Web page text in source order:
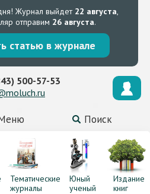
Журнал выйдет 22 августа,
отправим 26 августа.
статью в журнале
Поиск
500-57-53
Тематические
журналы
Юный
ученый
Издание
книг